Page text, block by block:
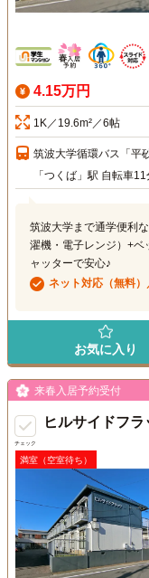
4.15万円
1K／19.6m²／6帖
筑波大学循環バス「平
「つくば」駅 自転車
筑波大学まで通学便利
濯機・電子レンジ）+
ャッターで安心♪
ネット対応（無料
お気に入り
チェック
来春入居予約受付
ヒルサイドフラ
満室（空室待ち）